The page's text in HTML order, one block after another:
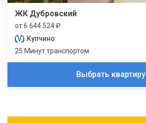
ЖК Дубровский
от 6 644 524 ₽
Купчино
25 Минут транспортом
Выбрать квартиру